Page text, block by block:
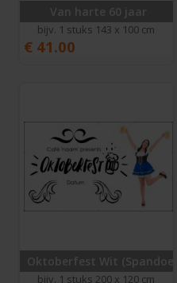
Van harte 60 jaar
bijv. 1 stuks 143 x 100 cm
€ 41.00
Oktoberfest Wit (Spandoek)
bijv. 1 stuks 200 x 120 cm